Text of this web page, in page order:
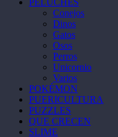
PELUCHES
Conejos
Dinos
Gatos
Osos
Perros
Unicornio
Varios
POKÉMON
PUERICULTURA
PUZZLES
QUE CRECEN
SLIME